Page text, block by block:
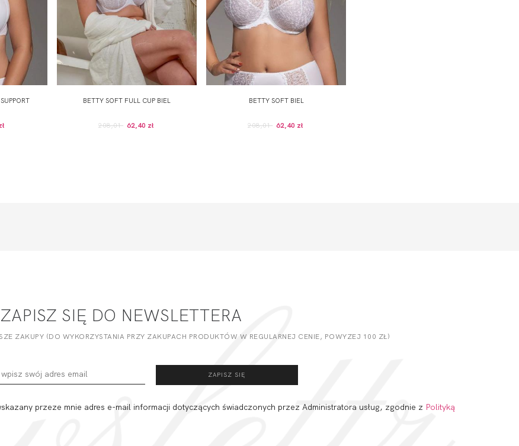
BETTY SOFT FULL CUP BIEL
208,01 62,40 zł
BETTY SOFT BIEL
208,01 62,40 zł
ZAPISZ SIĘ DO NEWSLETTERA
ZAKUPY (DO WYKORZYSTANIA PRZY ZAKUPACH PRODUKTÓW W REGULARNEJ CENIE, POWYZEJ 100 ZŁ)
przeze mnie adres e-mail informacji dotyczących świadczonych przez Administratora usług, zgodnie z Polityką